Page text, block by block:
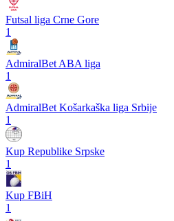
Futsal liga Crne Gore
1
AdmiralBet ABA liga
1
AdmiralBet Košarkaška liga Srbije
1
Kup Republike Srpske
1
Kup FBiH
1